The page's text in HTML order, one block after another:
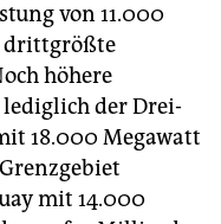
von 11.000
drittgrößte
höhere
der Drei-
18.000 Megawatt
mit 14.000